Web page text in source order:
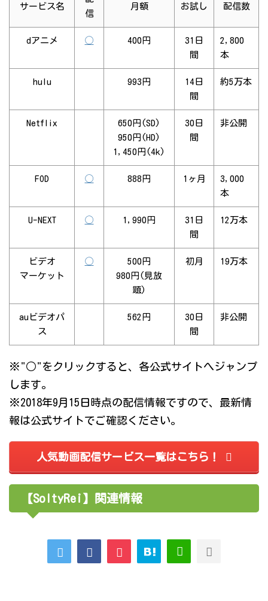
サービス名
信
月額 お試し 配信数
dアニメ ◯ 400円
31日
間
2,800
本
hulu 993円
14日
間
約5万本
Netflix
650円(SD)
950円(HD)
1,450円(4k)
30日
間
非公開
FOD ◯ 888円 1ヶ月
3,000
本
U-NEXT ◯ 1,990円
31日
間
12万本
ビデオ
マーケット
◯
500円
980円(見放
題)
初月 19万本
auビデオパ
ス
562円
30日
間
非公開
※"○"をクリックすると、各公式サイトへジャンプ
します。
※2018年9月15日時点の配信情報ですので、最新情
報は公式サイトでご確認ください。
人気動画配信サービス一覧はこちら！
【SoltyRei】関連情報